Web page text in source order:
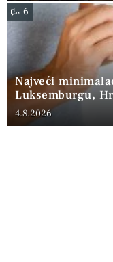
6
Najveći
Luksemburgu,
4.8.2026